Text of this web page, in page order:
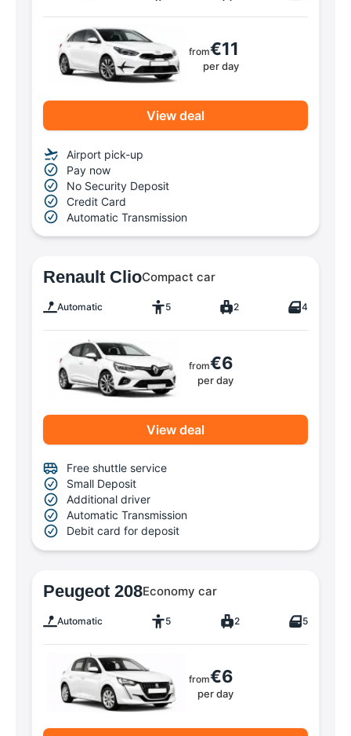
from€11
per day
View deal
Airport pick-up
Pay now
No Security Deposit
Credit Card
Automatic Transmission
Renault ClioCompact car
Automatic 5 2 4
from€6
per day
View deal
Free shuttle service
Small Deposit
Additional driver
Automatic Transmission
Debit card for deposit
Peugeot 208Economy car
Automatic 5 2 5
from€6
per day